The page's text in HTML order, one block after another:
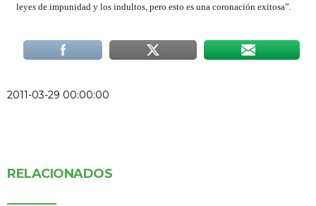
leyes de impunidad y los indultos, pero esto es una coronación exitosa”.
2011-03-29 00:00:00
RELACIONADOS